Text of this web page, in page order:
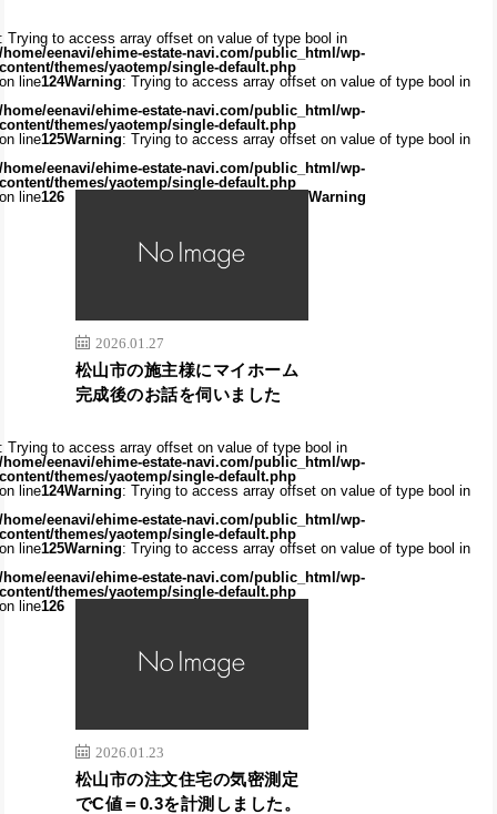
Trying to access array offset on value of type bool in
home/eenavi/ehime-estate-navi.com/public_html/wp-
themes/yaotemp/single-default.php
line124Warning: Trying to access array offset on value of type bool in
home/eenavi/ehime-estate-navi.com/public_html/wp-
themes/yaotemp/single-default.php
line125Warning: Trying to access array offset on value of type bool in
home/eenavi/ehime-estate-navi.com/public_html/wp-
themes/yaotemp/single-default.php
line126
2026.01.27
松山市の施主様にマイホーム
完成後のお話を伺いました
Warning
Trying to access array offset on value of type bool in
home/eenavi/ehime-estate-navi.com/public_html/wp-
themes/yaotemp/single-default.php
line124Warning: Trying to access array offset on value of type bool in
home/eenavi/ehime-estate-navi.com/public_html/wp-
themes/yaotemp/single-default.php
line125Warning: Trying to access array offset on value of type bool in
home/eenavi/ehime-estate-navi.com/public_html/wp-
themes/yaotemp/single-default.php
line126
2026.01.23
松山市の注文住宅の気密測定
でC値＝0.3を計測しました。